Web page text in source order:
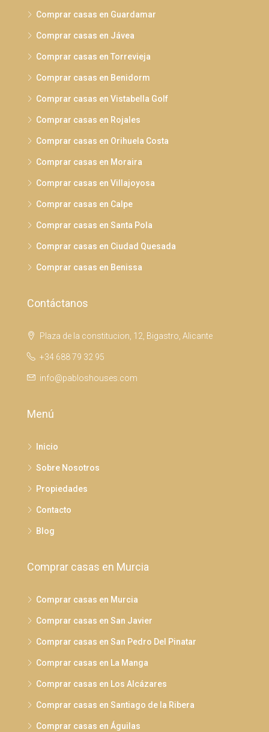
Comprar casas en Guardamar
Comprar casas en Jávea
Comprar casas en Torrevieja
Comprar casas en Benidorm
Comprar casas en Vistabella Golf
Comprar casas en Rojales
Comprar casas en Orihuela Costa
Comprar casas en Moraira
Comprar casas en Villajoyosa
Comprar casas en Calpe
Comprar casas en Santa Pola
Comprar casas en Ciudad Quesada
Comprar casas en Benissa
Contáctanos
Plaza de la constitucion, 12, Bigastro, Alicante
+34 688 79 32 95
info@pabloshouses.com
Menú
Inicio
Sobre Nosotros
Propiedades
Contacto
Blog
Comprar casas en Murcia
Comprar casas en Murcia
Comprar casas en San Javier
Comprar casas en San Pedro Del Pinatar
Comprar casas en La Manga
Comprar casas en Los Alcázares
Comprar casas en Santiago de la Ribera
Comprar casas en Águilas